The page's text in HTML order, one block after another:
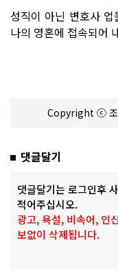
성직이 아닌 변호사
나의 영혼에 접속되어
Copyright ⓒ 조
댓글달기
댓글달기는 로그인후
적어주십시오.
광고, 욕설, 비속어, 인
보없이 삭제됩니다.